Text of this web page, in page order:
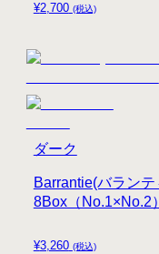
¥2,700 (税込)
¥3,260 (税込)
Barrantie(バラン
8Box（No.1×No.2）
ダーク